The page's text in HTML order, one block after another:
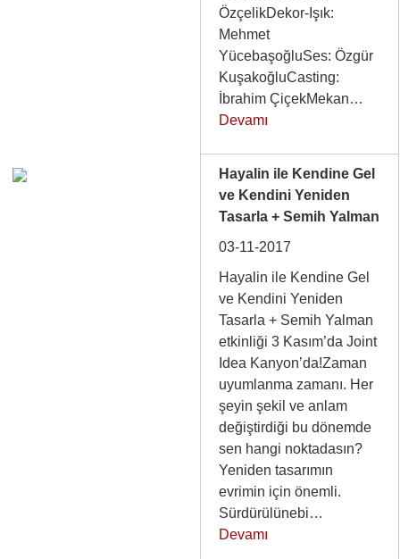
ÖzçelikDekor-Işık:
Mehmet
YücebaşoğluSes: Özgür
KuşakoğluCasting:
İbrahim ÇiçekMekan…
Devamı
Hayalin ile Kendine Gel
ve Kendini Yeniden
Tasarla + Semih Yalman
03-11-2017
Hayalin ile Kendine Gel
ve Kendini Yeniden
Tasarla + Semih Yalman
etkinliği 3 Kasım’da Joint
Idea Kanyon’da!Zaman
uyumlanma zamanı. Her
şeyin şekil ve anlam
değiştirdiği bu dönemde
sen hangi noktadasın?
Yeniden tasarımın
evrimin için önemli.
Sürdürülünebi…
Devamı